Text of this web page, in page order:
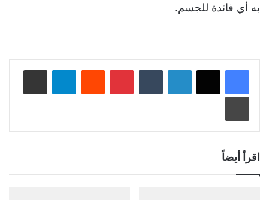
به أي فائدة للجسم.
لينكدإن بينتيريست
اقرأ أيضاً